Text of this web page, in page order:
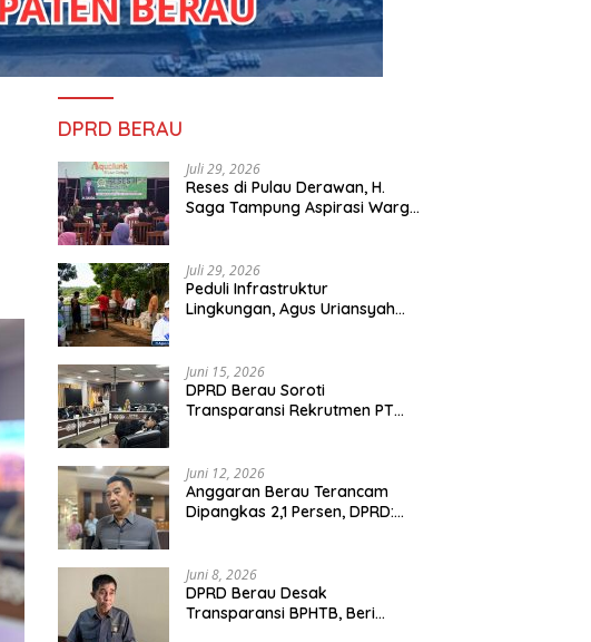
DPRD BERAU
Juli 29, 2026
Reses di Pulau Derawan, H.
Saga Tampung Aspirasi Warga
Juli 29, 2026
Peduli Infrastruktur
Lingkungan, Agus Uriansyah
Juni 15, 2026
DPRD Berau Soroti
Transparansi Rekrutmen PT
Juni 12, 2026
Anggaran Berau Terancam
Dipangkas 2,1 Persen, DPRD:
Juni 8, 2026
DPRD Berau Desak
Transparansi BPHTB, Beri